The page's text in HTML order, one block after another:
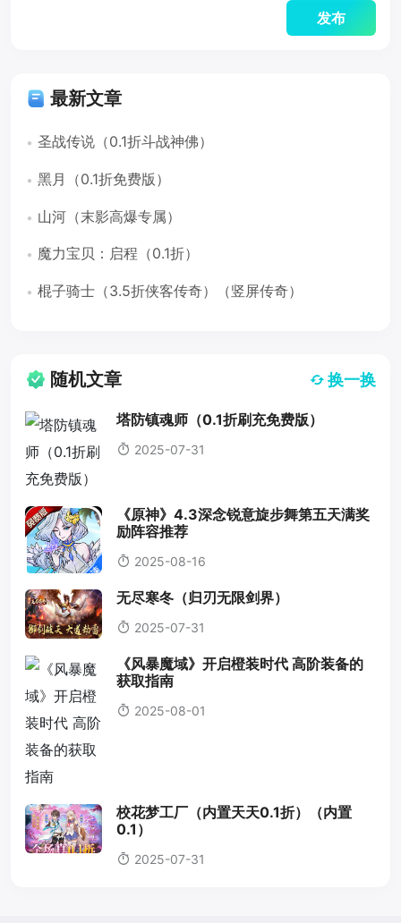
最新文章
圣战传说（0.1折斗战神佛）
黑月（0.1折免费版）
山河（末影高爆专属）
魔力宝贝：启程（0.1折）
棍子骑士（3.5折侠客传奇）（竖屏传奇）
随机文章 换一换
塔防镇魂师（0.1折刷充免费版）
2025-07-31
《原神》4.3深念锐意旋步舞第五天满奖
励阵容推荐
2025-08-16
无尽寒冬（归刃无限剑界）
2025-07-31
《风暴魔域》开启橙装时代 高阶装备的
获取指南
2025-08-01
校花梦工厂（内置天天0.1折）（内置
0.1）
2025-07-31